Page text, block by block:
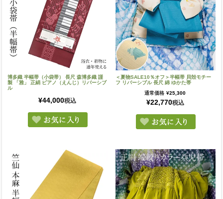
博多織 半幅帯（小袋帯） 長尺 森博多織 謹
製 「雅」 正絹 ピアノ（えんじ）リバーシブ
ル
¥44,000税込
＜夏物SALE10％オフ＞半幅帯 貝殻モチー
フ リバーシブル 長尺 綿 ゆかた帯
通常価格 ¥25,300
¥22,770税込